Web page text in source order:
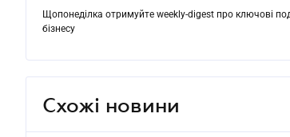
Щопонеділка отримуйте weekly-digest про ключові
бізнесу
Схожі новини